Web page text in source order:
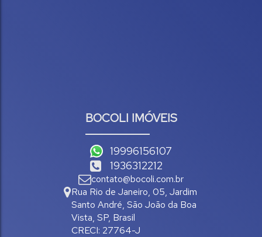
BOCOLI IMÓVEIS
19996156107
1936312212
contato@bocoli.com.br
Rua Rio de Janeiro, 05, Jardim
Santo André, São João da Boa
Vista, SP, Brasil
CRECI: 27764-J